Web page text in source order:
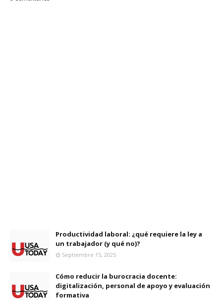
Productividad laboral: ¿qué requiere la ley a
un trabajador (y qué no)?
Septiembre 15, 2025
Cómo reducir la burocracia docente:
digitalización, personal de apoyo y evaluación
formativa